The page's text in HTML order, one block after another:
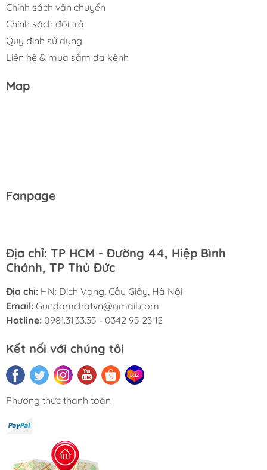
Chính sách vận chuyển
Chính sách đổi trả
Quy định sử dụng
Liên hệ & mua sắm đa kênh
Map
Fanpage
Địa chỉ: TP HCM - Đường 44, Hiệp Bình
Chánh, TP Thủ Đức
Địa chỉ: HN: Dịch Vọng, Cầu Giấy, Hà Nội
Email: Gundamchatvn@gmail.com
Hotline: 0981.31.33.35 - 0342 95 23 12
Kết nối với chúng tôi
Phương thức thanh toán